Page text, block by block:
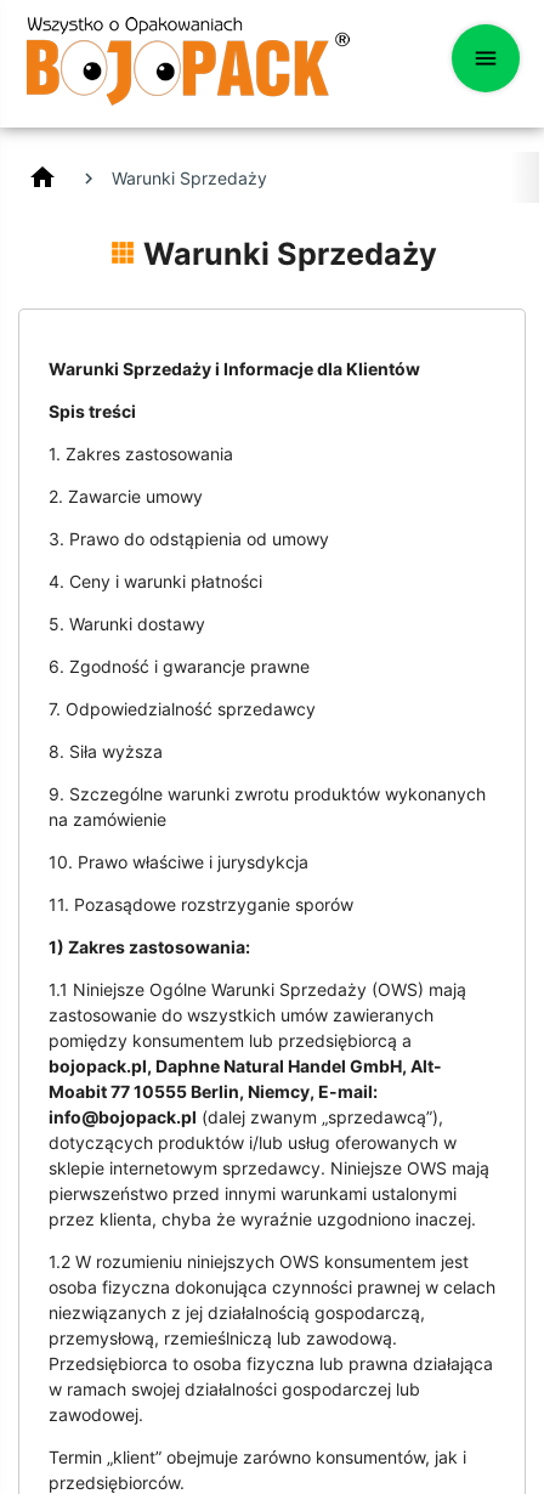
home Warunki Sprzedaży
Warunki Sprzedaży
Warunki Sprzedaży i Informacje dla Klientów
Spis treści
1. Zakres zastosowania
2. Zawarcie umowy
3. Prawo do odstąpienia od umowy
4. Ceny i warunki płatności
5. Warunki dostawy
6. Zgodność i gwarancje prawne
7. Odpowiedzialność sprzedawcy
8. Siła wyższa
9. Szczególne warunki zwrotu produktów wykonanych
na zamówienie
10. Prawo właściwe i jurysdykcja
11. Pozasądowe rozstrzyganie sporów
1) Zakres zastosowania:
1.1 Niniejsze Ogólne Warunki Sprzedaży (OWS) mają
zastosowanie do wszystkich umów zawieranych
pomiędzy konsumentem lub przedsiębiorcą a
bojopack.pl, Daphne Natural Handel GmbH, Alt-
Moabit 77 10555 Berlin, Niemcy, E-mail:
info@bojopack.pl (dalej zwanym „sprzedawcą”),
dotyczących produktów i/lub usług oferowanych w
sklepie internetowym sprzedawcy. Niniejsze OWS mają
pierwszeństwo przed innymi warunkami ustalonymi
przez klienta, chyba że wyraźnie uzgodniono inaczej.
1.2 W rozumieniu niniejszych OWS konsumentem jest
osoba fizyczna dokonująca czynności prawnej w celach
niezwiązanych z jej działalnością gospodarczą,
przemysłową, rzemieślniczą lub zawodową.
Przedsiębiorca to osoba fizyczna lub prawna działająca
w ramach swojej działalności gospodarczej lub
zawodowej.
Termin „klient” obejmuje zarówno konsumentów, jak i
przedsiębiorców.